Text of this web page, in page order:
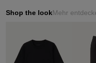
Shop the lookMehr